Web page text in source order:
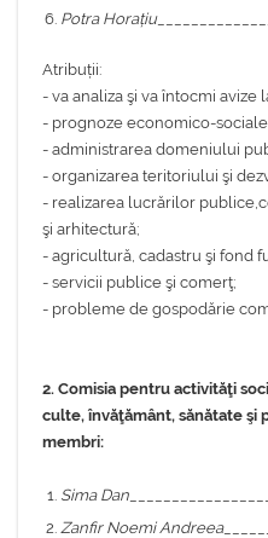
Potra Horațiu
Atribuții:
- va analiza şi va întocmi
- prognoze economico-sociale
- administrarea domeniului
- organizarea teritoriului şi
- realizarea lucrărilor
şi arhitectură;
- agricultură, cadastru şi fond
- servicii publice şi comerţ;
- probleme de gospodărie
2. Comisia pentru activităţi
culte, învăţământ, sănătate şi
membri:
Sima Dan
Zanfir Noemi Andreea